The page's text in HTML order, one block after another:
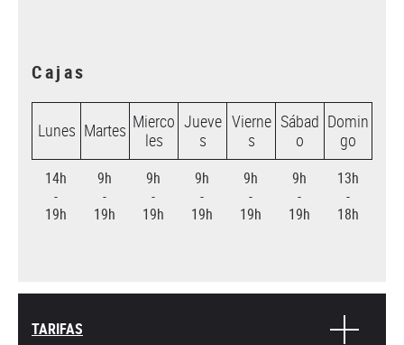
Cajas
Lunes Martes Mierco
les
Jueve
s
Vierne
s
Sábad
o
Domin
go
14h
-
19h
9h
-
19h
9h
-
19h
9h
-
19h
9h
-
19h
9h
-
19h
13h
-
18h
TARIFAS